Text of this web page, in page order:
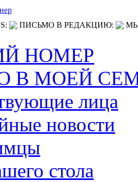
ПИСЬМО В РЕДАКЦИЮ:
НОМЕР
В МОЕЙ
лица
новости
стола